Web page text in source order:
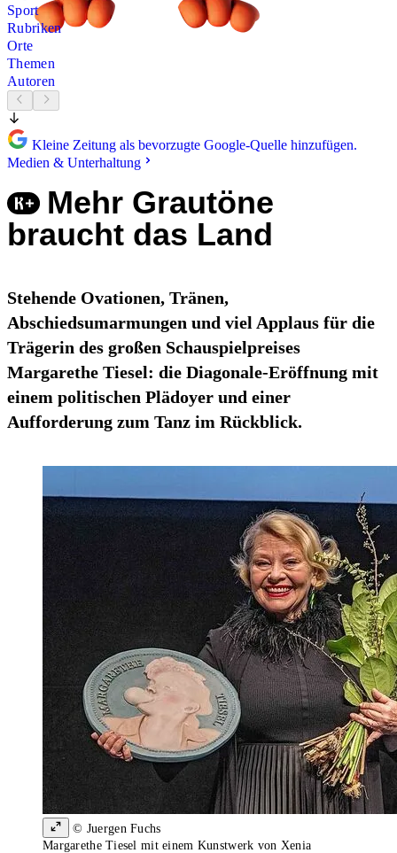
Sport
Rubriken
Orte
Themen
Autoren
Kleine Zeitung als bevorzugte Google-Quelle hinzufügen.
Medien & Unterhaltung
Mehr Grautöne
braucht das Land
Stehende Ovationen, Tränen,
Abschiedsumarmungen und viel Applaus für die
Trägerin des großen Schauspielpreises
Margarethe Tiesel: die Diagonale-Eröffnung mit
einem politischen Plädoyer und einer
Aufforderung zum Tanz im Rückblick.
© Juergen Fuchs
Margarethe Tiesel mit einem Kunstwerk von Xenia